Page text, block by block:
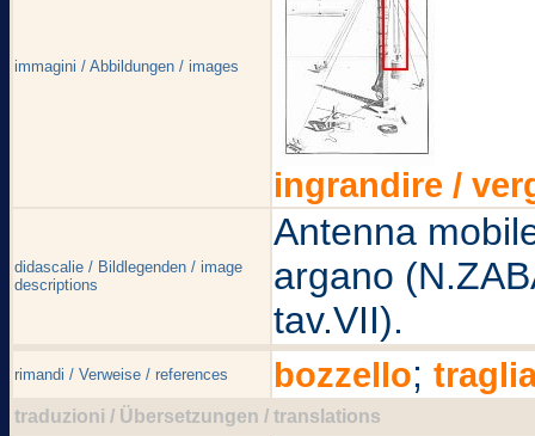
immagini / Abbildungen / images
ingrandire /
didascalie / Bildlegenden / image
descriptions
Antenna
argano
tav.VII).
rimandi / Verweise / references bozzello;
traduzioni / Übersetzungen / translations